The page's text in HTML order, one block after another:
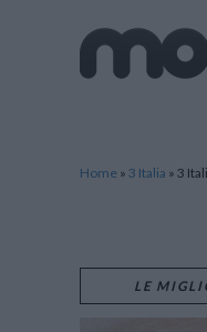
Home » 3 Italia » 3
LE